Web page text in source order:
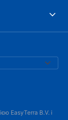
EasyTerra B.V. і